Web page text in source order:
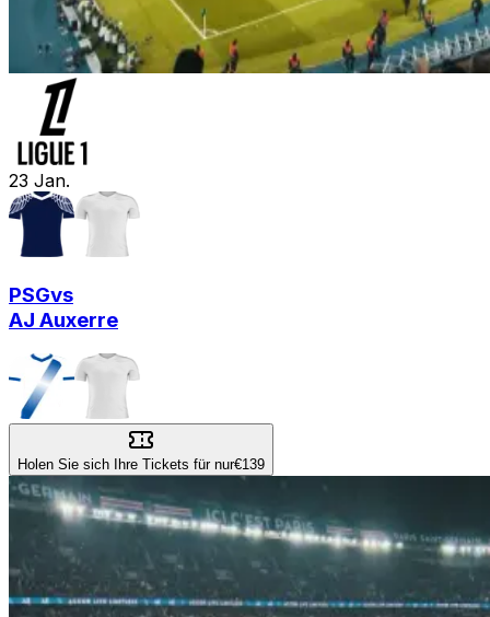
23 Jan.
PSGvs
AJ Auxerre
Holen Sie sich Ihre Tickets für nur€139